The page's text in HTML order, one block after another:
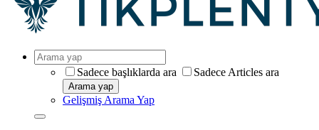
Sadece başlıklarda ara Sadece Articles ara
Arama yap
Gelişmiş Arama Yap